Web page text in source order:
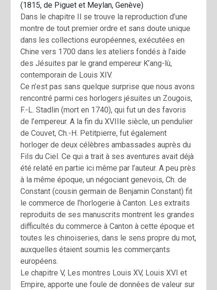
(1815, de Piguet et Meylan, Genève)
Dans le chapitre Il se trouve la reproduction d’une
montre de tout premier ordre et sans doute unique
dans les collections européennes, exécutées en
Chine vers 1700 dans les ateliers fondés à l’aide
des Jésuites par le grand empereur K’ang-lù,
contemporain de Louis XIV.
Ce n’est pas sans quelque surprise que nous avons
rencontré parmi ces horlogers jésuites un Zougois,
F.-L. Stadlin (mort en 1740), qui fut un des favoris
de l’empereur. A la fin du XVIIle siècle, un pendulier
de Couvet, Ch.-H. Petitpierre, fut également
horloger de deux célèbres ambassades auprès du
Fils du Ciel. Ce qui a trait à ses aventures avait déjà
été relaté en partie ici même par l’auteur. A peu près
à la même époque, un négociant genevois, Ch. de
Constant (cousin germain de Benjamin Constant) fit
le commerce de l’horlogerie à Canton. Les extraits
reproduits de ses manuscrits montrent les grandes
difficultés du commerce à Canton à cette époque et
toutes les chinoiseries, dans le sens propre du mot,
auxquelles étaient soumis les commerçants
européens.
Le chapitre V, Les montres Louis XV, Louis XVI et
Empire, apporte une foule de données de valeur sur